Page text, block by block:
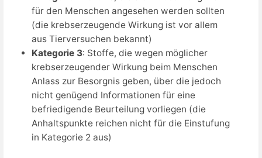
für den Menschen angesehen werden sollten
(die krebserzeugende Wirkung ist vor allem
aus Tierversuchen bekannt)
Kategorie 3: Stoffe, die wegen möglicher
krebserzeugender Wirkung beim Menschen
Anlass zur Besorgnis geben, über die jedoch
nicht genügend Informationen für eine
befriedigende Beurteilung vorliegen (die
Anhaltspunkte reichen nicht für die Einstufung
in Kategorie 2 aus)